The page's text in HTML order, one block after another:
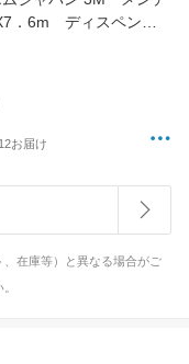
．6m ディスペンサ
お届け
在庫等）と異なる場合がご